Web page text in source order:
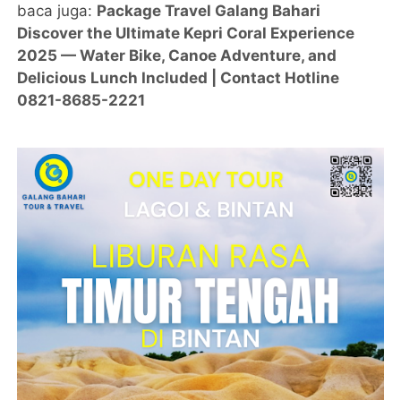
baca juga: Package Travel Galang Bahari
Discover the Ultimate Kepri Coral Experience
2025 — Water Bike, Canoe Adventure, and
Delicious Lunch Included | Contact Hotline
0821-8685-2221